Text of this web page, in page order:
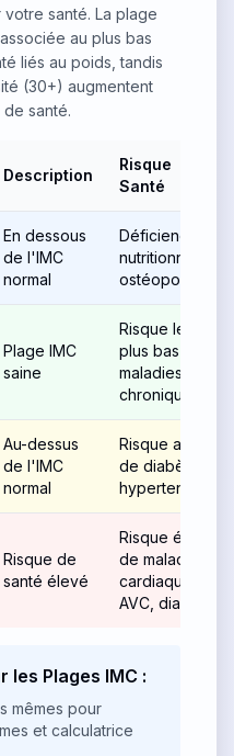
santé. La plage
au plus bas
liés au poids, tandis
(30+) augmentent
santé.
Description
Risque
Santé
En dessous
de l'IMC
normal
Déficience
nutritionnelle,
ostéoporose
Plage IMC
saine
Risque le
plus bas de
maladies
chroniques
Au-dessus
de l'IMC
normal
Risque accru
de diabète,
hypertension
Risque de
santé élevé
Risque élevé
de maladie
cardiaque,
AVC, diabète
les Plages IMC :
mêmes pour
et calculatrice